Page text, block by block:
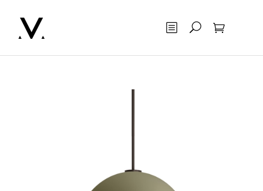
OtsingOstukorv